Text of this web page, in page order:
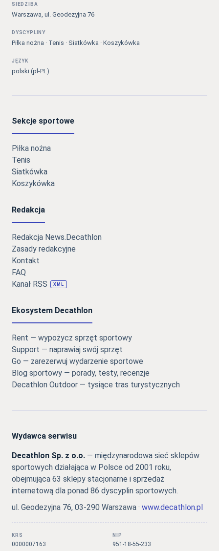
SIEDZIBA
Warszawa, ul. Geodezyjna 76
DYSCYPLINY
Piłka nożna · Tenis · Siatkówka · Koszykówka
JĘZYK
polski (pl-PL)
Sekcje sportowe
Piłka nożna
Tenis
Siatkówka
Koszykówka
Redakcja
Redakcja News.Decathlon
Zasady redakcyjne
Kontakt
FAQ
Kanał RSS
XML
Ekosystem Decathlon
Rent — wypożycz sprzęt sportowy
Support — naprawiaj swój sprzęt
Go — zarezerwuj wydarzenie sportowe
Blog sportowy — porady, testy, recenzje
Decathlon Outdoor — tysiące tras turystycznych
Wydawca serwisu
Decathlon Sp. z o.o. — międzynarodowa sieć sklepów
sportowych działająca w Polsce od 2001 roku,
obejmująca 63 sklepy stacjonarne i sprzedaż
internetową dla ponad 86 dyscyplin sportowych.
ul. Geodezyjna 76, 03-290 Warszawa · www.decathlon.pl
KRS
0000007163
NIP
951-18-55-233